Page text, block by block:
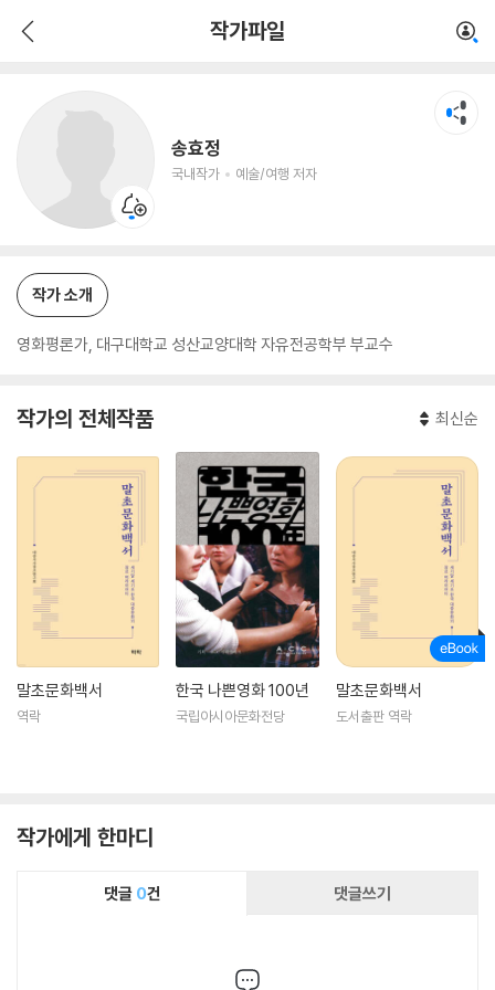
작가파일
송효정
국내작가 예술/여행 저자
예술/여행 저자
작가 소개
영화평론가, 대구대학교 성산교양대학 자유전공학부 부교수
작가의 전체작품 최신순
말초문화백서
역락
한국 나쁜영화 100년
국립아시아문화전당
말초문화백서
도서출판 역락
작가에게 한마디
댓글 0건 댓글쓰기